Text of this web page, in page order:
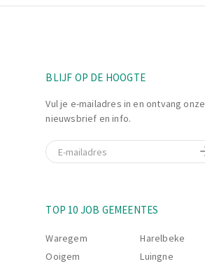
BLIJF OP DE HOOGTE
Vul je e-mailadres in en ontvang onze
nieuwsbrief en info.
E-mail
TOP 10 JOB GEMEENTES
Waregem
Ooigem
Harelbeke
Luingne